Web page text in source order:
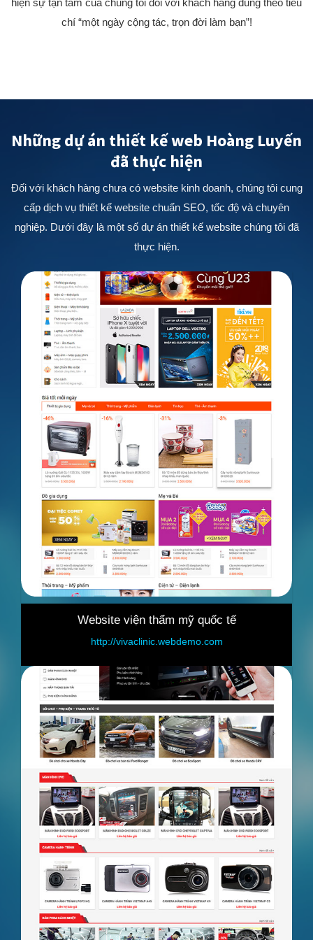
hiện sự tận tâm của chúng tôi đối với khách hàng đúng theo tiêu
chí “một ngày cộng tác, trọn đời làm bạn”!
Những dự án thiết kế web Hoàng Luyến
đã thực hiện
Đối với khách hàng chưa có website kinh doanh, chúng tôi cung
cấp dịch vụ thiết kế website chuẩn SEO, tốc độ và chuyên
nghiệp. Dưới đây là một số dự án thiết kế website chúng tôi đã
thực hiện.
Website bán hàng tổng hợp
http://shop.webdemo.com